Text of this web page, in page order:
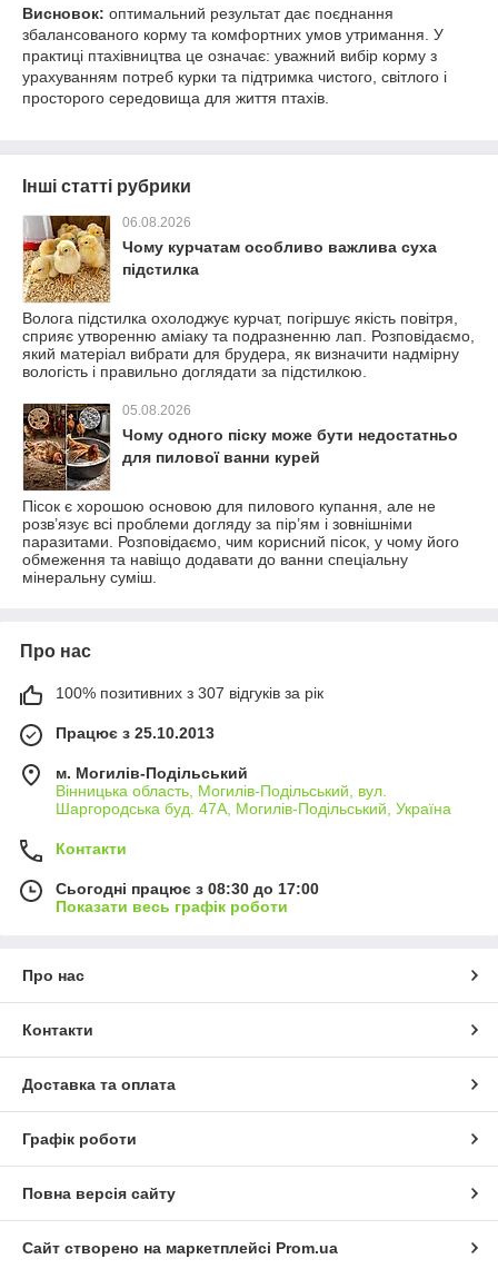
Висновок: оптимальний результат дає поєднання
збалансованого корму та комфортних умов утримання. У
практиці птахівництва це означає: уважний вибір корму з
урахуванням потреб курки та підтримка чистого, світлого і
просторого середовища для життя птахів.
Інші статті рубрики
06.08.2026
Чому курчатам особливо важлива суха
підстилка
Волога підстилка охолоджує курчат, погіршує якість повітря,
сприяє утворенню аміаку та подразненню лап. Розповідаємо,
який матеріал вибрати для брудера, як визначити надмірну
вологість і правильно доглядати за підстилкою.
05.08.2026
Чому одного піску може бути недостатньо
для пилової ванни курей
Пісок є хорошою основою для пилового купання, але не
розв’язує всі проблеми догляду за пір’ям і зовнішніми
паразитами. Розповідаємо, чим корисний пісок, у чому його
обмеження та навіщо додавати до ванни спеціальну
мінеральну суміш.
Про нас
100% позитивних з 307 відгуків за рік
Працює з 25.10.2013
м. Могилів-Подільський
Вінницька область, Могилів-Подільський, вул.
Шаргородська буд. 47А, Могилів-Подільський, Україна
Контакти
Сьогодні працює з 08:30 до 17:00
Показати весь графік роботи
Про нас
Контакти
Доставка та оплата
Графік роботи
Повна версія сайту
Сайт створено на маркетплейсі Prom.ua